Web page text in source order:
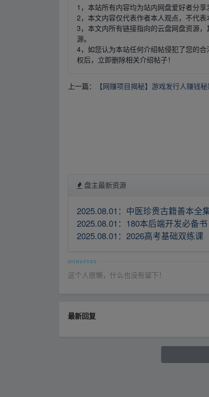
1，本站所有内容均为站内网盘爱好者分
2，本文内容仅代表作者本人观点，不代
3，本文内所有链接指向的云盘网盘资源
源。
4，如您认为本站任何介绍帖侵犯了您的合
权后，立即删除相关介绍帖子！
上一篇： 【网赚项目揭秘】游戏发行人赚钱
盘主最新资源
2025.08.01：中医珍贵古籍善本全
2025.08.01：180本后端开发必备书
2025.08.01：2026高考基础双练课
这个人很懒，什么也没有留下！
最新回复